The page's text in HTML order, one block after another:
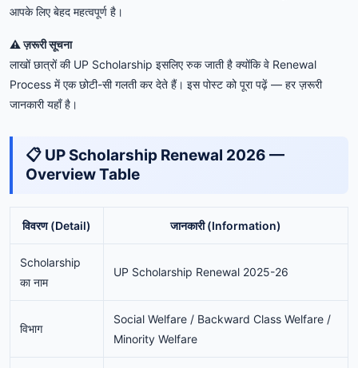
आपके लिए बेहद महत्वपूर्ण है।
⚠️ ज़रूरी सूचना
लाखों छात्रों की UP Scholarship इसलिए रुक जाती है क्योंकि वे Renewal
Process में एक छोटी-सी गलती कर देते हैं। इस पोस्ट को पूरा पढ़ें — हर ज़रूरी
जानकारी यहाँ है।
📋 UP Scholarship Renewal 2026 —
Overview Table
विवरण (Detail) जानकारी (Information)
Scholarship
का नाम
UP Scholarship Renewal 2025-26
विभाग
Social Welfare / Backward Class Welfare /
Minority Welfare